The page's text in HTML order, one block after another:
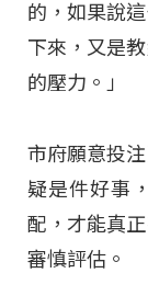
的，如果說
下來，又是
的壓力。」
市府願意投
疑是件好事
配，才能真
審慎評估。